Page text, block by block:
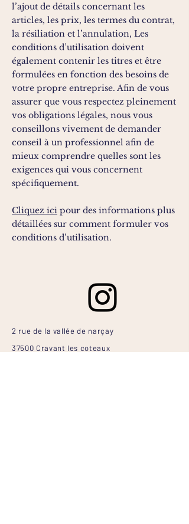
l’ajout de détails concernant les
articles, les prix, les termes du contrat,
la résiliation et l’annulation, Les
conditions d’utilisation doivent
également contenir les titres et être
formulées en fonction des besoins de
votre propre entreprise. Afin de vous
assurer que vous respectez pleinement
vos obligations légales, nous vous
conseillons vivement de demander
conseil à un professionnel afin de
mieux comprendre quelles sont les
exigences qui vous concernent
spécifiquement.
Cliquez ici pour des informations plus
détaillées sur comment formuler vos
conditions d’utilisation.
2 rue de la vallée de narçay
37500 Cravant les coteaux